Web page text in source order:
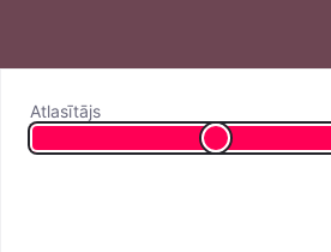
Atlasītājs